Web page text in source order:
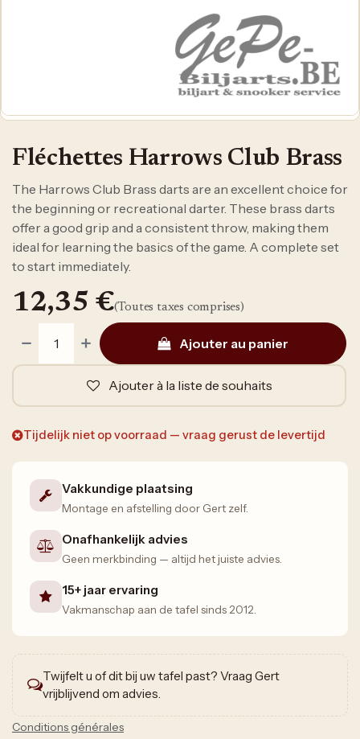
Fléchettes Harrows Club Brass
The Harrows Club Brass darts are an excellent choice for
the beginning or recreational darter. These brass darts
offer a good grip and a consistent throw, making them
ideal for learning the basics of the game. A complete set
to start immediately.
Ajouter au panier
Ajouter à la liste de souhaits
12,35 €(Toutes taxes comprises)
Tijdelijk niet op voorraad — vraag gerust de levertijd
Vakkundige plaatsing
Montage en afstelling door Gert zelf.
Onafhankelijk advies
Geen merkbinding — altijd het juiste advies.
15+ jaar ervaring
Vakmanschap aan de tafel sinds 2012.
Twijfelt u of dit bij uw tafel past? Vraag Gert
vrijblijvend om advies.
Conditions générales